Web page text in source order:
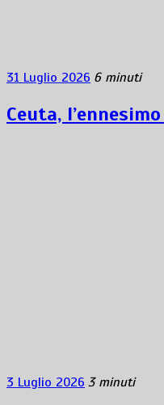
31 Luglio 2026 6 minuti
Ceuta,
3 Luglio 2026 3 minuti